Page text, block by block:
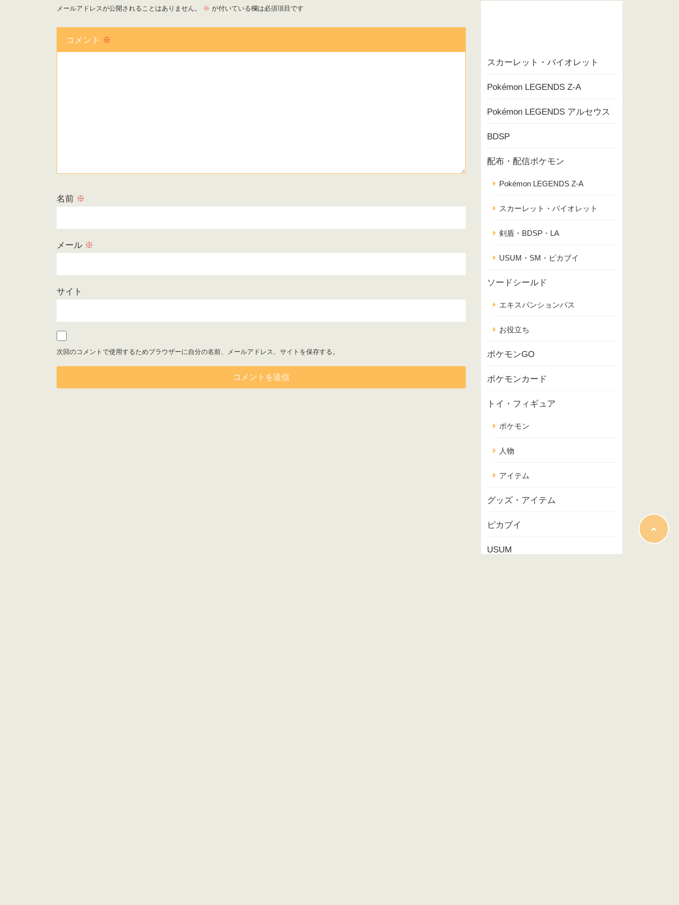
メールアドレスが公開されることはありません。 ※ が付いている欄は必須項目です
コメント ※
名前 ※
メール ※
サイト
次回のコメントで使用するためブラウザーに自分の名前、メールアドレス、サイトを保存する。
スカーレット・バイオレット
Pokémon LEGENDS Z-A
Pokémon LEGENDS アルセウス
BDSP
配布・配信ポケモン
Pokémon LEGENDS Z-A
スカーレット・バイオレット
剣盾・BDSP・LA
USUM・SM・ピカブイ
ソードシールド
エキスパンションパス
お役立ち
ポケモンGO
ポケモンカード
トイ・フィギュア
ポケモン
人物
アイテム
グッズ・アイテム
ピカブイ
USUM